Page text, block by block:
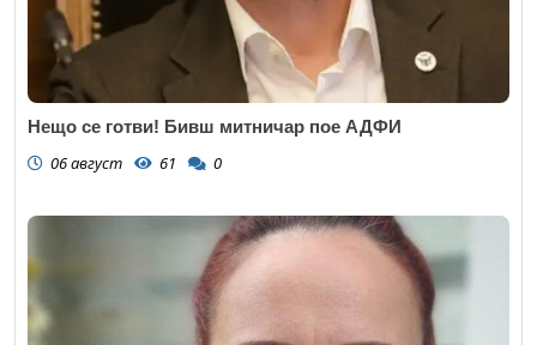
Нещо се готви! Бивш митничар пое АДФИ
06 август 61 0